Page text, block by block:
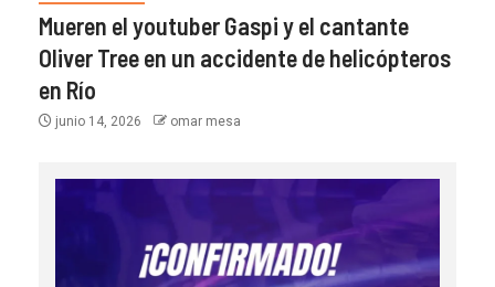
Mueren el youtuber Gaspi y el cantante
Oliver Tree en un accidente de helicópteros
en Río
junio 14, 2026 omar mesa